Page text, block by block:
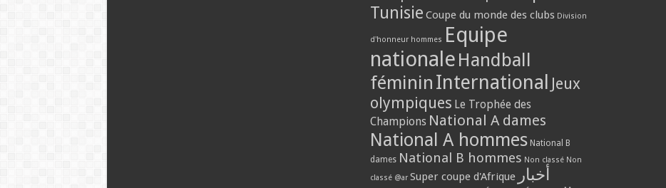
Tunisie Coupe du monde des clubs Division
d'honneur hommes Equipe
nationale Handball
féminin International Jeux
olympiques Le Trophée des
Champions National A dames
National A hommes National B
dames National B hommes Non classé Non
classé @ar Super coupe d'Afrique أخبار